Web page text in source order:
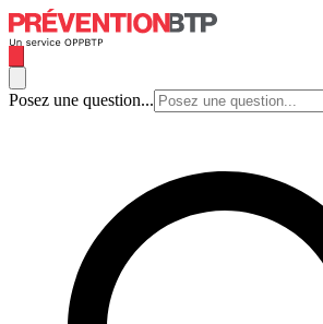
Posez une question...